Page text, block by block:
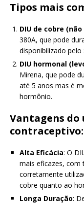
Tipos mais
DIU de cobre
380A, que pode
disponibilizado pelo
DIU hormonal
Mirena, que pode
até 5 anos mas é
hormônio.
Vantagens do
contraceptivo:
Alta Eficácia: O
mais eficazes, com
corretamente
cobre quanto ao
Longa Duração: